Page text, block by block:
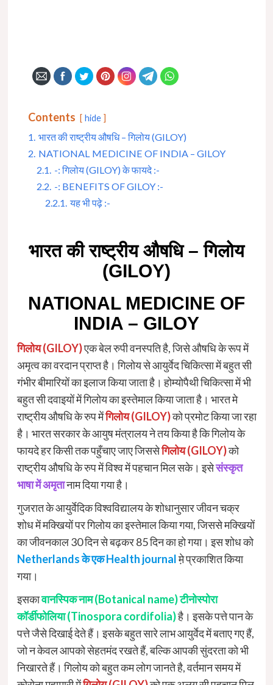
Contents hide
1. भारत की राष्ट्रीय औषधि – गिलोय (GILOY)
2. NATIONAL MEDICINE OF INDIA – GILOY
2.1. -: गिलोय (GILOY) के फायदे :-
2.2. -: BENEFITS OF GILOY :-
2.2.1. यह भी पढ़े :-
भारत की राष्ट्रीय औषधि – गिलोय
(GILOY)
NATIONAL MEDICINE OF
INDIA – GILOY
गिलोय (GILOY)एक बेल रुपी वनस्पति है, जिसे औषधि के रूप में
अमृत्व का वरदान प्राप्त है। गिलोय से आयुर्वेद चिकित्सा में बहुत सी
गंभीर बीमारियों का इलाज किया जाता है। होम्योपैथी चिकित्सा में भी
बहुत सी दवाइयों में गिलोय का इस्तेमाल किया जाता है। भारत मे
राष्ट्रीय औषधि के रुप मेंगिलोय (GILOY)को प्रमोट किया जा रहा
है। भारत सरकार के आयुष मंत्रालय ने तय किया है कि गिलोय के
फायदे हर किसी तक पहुँचाए जाए जिससेगिलोय (GILOY)को
राष्ट्रीय औषधि के रुप में विश्व में पहचान मिल सके। इसेसंस्कृत
भाषा में अमृतानाम दिया गया है।
गुजरात के आयुर्वेदिक विश्वविद्यालय के शोधानुसार जीवन चक्र
शोध में मक्खियों पर गिलोय का इस्तेमाल किया गया, जिससे मक्खियों
का जीवनकाल 30 दिन से बढ़कर 85 दिन का हो गया। इस शोध को
Netherlands के एक Health journalमे़ प्रकाशित किया
गया।
इसकावानस्पिक नाम (Botanical name) टीनोस्पोरा
कॉर्डीफोलिया (Tinospora cordifolia)है। इसके पत्ते पान के
पत्ते जैसे दिखाई देते हैं। इसके बहुत सारे लाभ आयुर्वेद में बताए गए हैं,
जो न केवल आपको सेहतमंद रखते हैं, बल्कि आपकी सुंदरता को भी
निखारते हैं। गिलोय को बहुत कम लोग जानते है, वर्तमान समय में